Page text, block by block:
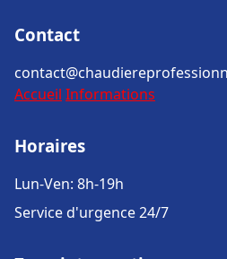
Contact
Accueil Informations
Horaires
Lun-Ven: 8h-19h
Service d'urgence 24/7